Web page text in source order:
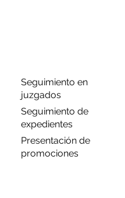
Seguimiento en
juzgados
Seguimiento de
expedientes
Presentación de
promociones